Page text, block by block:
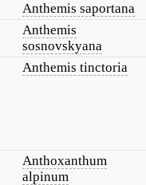
Anthemis saportana
Anthemis
sosnovskyana
Anthemis tinctoria
Anthoxanthum
alpinum